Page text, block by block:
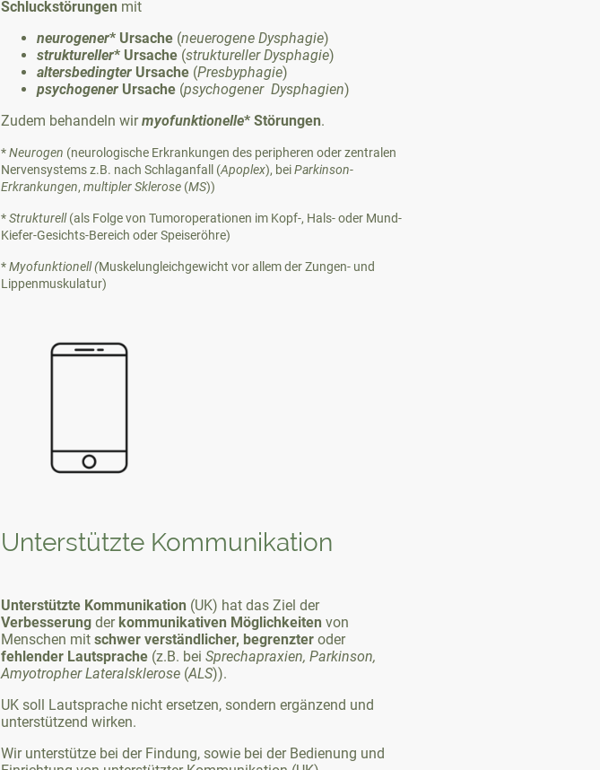
Schluckstörungen mit
neurogener* Ursache (neuerogene Dysphagie)
struktureller* Ursache (struktureller Dysphagie)
altersbedingter Ursache (Presbyphagie)
psychogener Ursache (psychogener Dysphagien)
Zudem behandeln wirmyofunktionelle* Störungen.
*Neurogen (neurologische Erkrankungen des peripheren oder zentralen
Nervensystems z.B. nach Schlaganfall (Apoplex), beiParkinson-
Erkrankungen, multiplerSklerose (MS))
*Strukturell(als Folge von Tumoroperationen im Kopf-, Hals- oder Mund-
Kiefer-Gesichts-Bereich oder Speiseröhre)
*Myofunktionell (Muskelungleichgewicht vor allem der Zungen- und
Lippenmuskulatur)
Unterstützte Kommunikation
Unterstützte Kommunikation (UK) hat das Ziel der
Verbesserung der kommunikativen Möglichkeiten von
Menschen mit schwer verständlicher, begrenzter oder
fehlender Lautsprache (z.B. bei Sprechapraxien, Parkinson,
Amyotropher Lateralsklerose (ALS)).
UK soll Lautsprache nicht ersetzen, sondern ergänzend und
unterstützend wirken.
Wir unterstütze bei der Findung, sowie bei der Bedienung und